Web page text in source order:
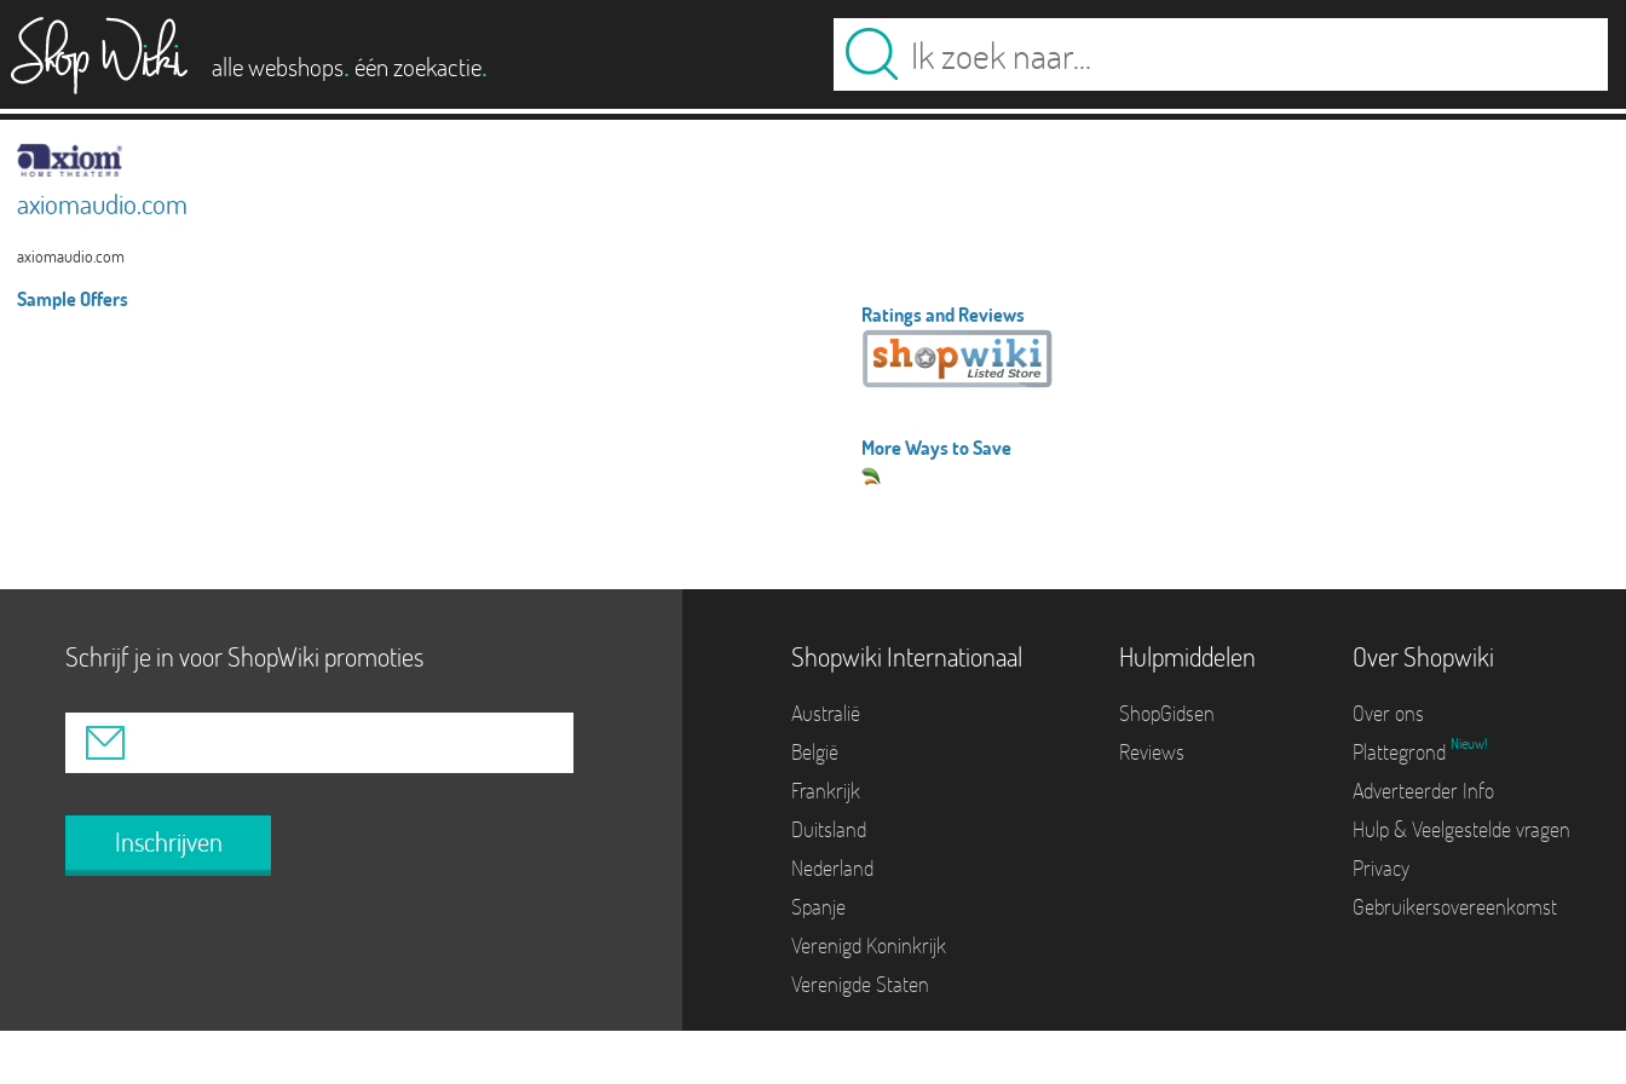
alle webshops. één zoekactie.
axiomaudio.com
axiomaudio.com
Sample Offers
Ratings and Reviews
More Ways to Save
Schrijf je in voor ShopWiki promoties
Inschrijven
Shopwiki Internationaal
Australië
België
Frankrijk
Duitsland
Nederland
Spanje
Verenigd Koninkrijk
Verenigde Staten
Hulpmiddelen
ShopGidsen
Reviews
Over Shopwiki
Over ons
Plattegrond Nieuw!
Adverteerder Info
Hulp & Veelgestelde vragen
Privacy
Gebruikersovereenkomst